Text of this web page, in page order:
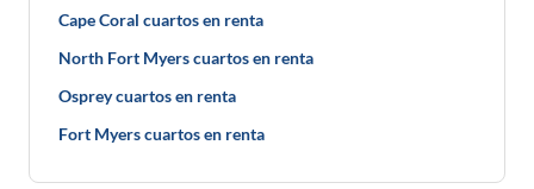
Cape Coral cuartos en renta
North Fort Myers cuartos en renta
Osprey cuartos en renta
Fort Myers cuartos en renta